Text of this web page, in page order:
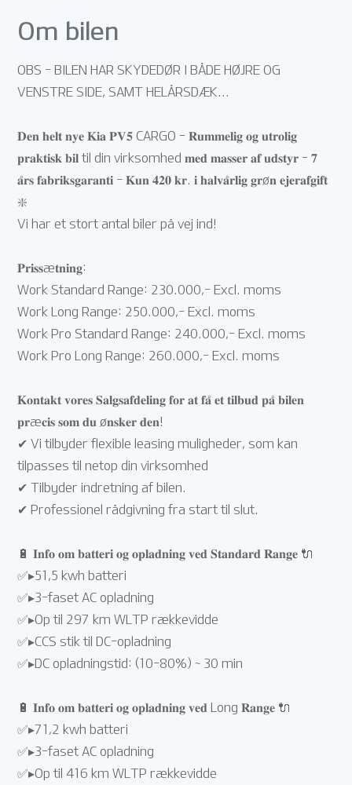
Om bilen
OBS - BILEN HAR SKYDEDØR I BÅDE HØJRE OG
VENSTRE SIDE, SAMT HELÅRSDÆK...
𝐃𝐞𝐧 𝐡𝐞𝐥𝐭 𝐧𝐲𝐞 𝐊𝐢𝐚 𝐏𝐕𝟓 CARGO – 𝐑𝐮𝐦𝐦𝐞𝐥𝐢𝐠 𝐨𝐠 𝐮𝐭𝐫𝐨𝐥𝐢𝐠
𝐩𝐫𝐚𝐤𝐭𝐢𝐬𝐤 𝐛𝐢𝐥 til din virksomhed 𝐦𝐞𝐝 𝐦𝐚𝐬𝐬𝐞𝐫 𝐚𝐟 𝐮𝐝𝐬𝐭𝐲𝐫 – 𝟕
𝐚̊𝐫𝐬 𝐟𝐚𝐛𝐫𝐢𝐤𝐬𝐠𝐚𝐫𝐚𝐧𝐭𝐢 - 𝐊𝐮𝐧 𝟒𝟐𝟎 𝐤𝐫. 𝐢 𝐡𝐚𝐥𝐯𝐚̊𝐫𝐥𝐢𝐠 𝐠𝐫ø𝐧 𝐞𝐣𝐞𝐫𝐚𝐟𝐠𝐢𝐟𝐭
❇️
Vi har et stort antal biler på vej ind!
𝐏𝐫𝐢𝐬𝐬æ𝐭𝐧𝐢𝐧𝐠:
Work Standard Range: 230.000,- Excl. moms
Work Long Range: 250.000,- Excl. moms
Work Pro Standard Range: 240.000,- Excl. moms
Work Pro Long Range: 260.000,- Excl. moms
𝐊𝐨𝐧𝐭𝐚𝐤𝐭 𝐯𝐨𝐫𝐞𝐬 𝐒𝐚𝐥𝐠𝐬𝐚𝐟𝐝𝐞𝐥𝐢𝐧𝐠 𝐟𝐨𝐫 𝐚𝐭 𝐟𝐚̊ 𝐞𝐭 𝐭𝐢𝐥𝐛𝐮𝐝 𝐩𝐚̊ 𝐛𝐢𝐥𝐞𝐧
𝐩𝐫æ𝐜𝐢𝐬 𝐬𝐨𝐦 𝐝𝐮 ø𝐧𝐬𝐤𝐞𝐫 𝐝𝐞𝐧!
✔ Vi tilbyder flexible leasing muligheder, som kan
tilpasses til netop din virksomhed
✔ Tilbyder indretning af bilen.
✔ Professionel rådgivning fra start til slut.
🔋 𝐈𝐧𝐟𝐨 𝐨𝐦 𝐛𝐚𝐭𝐭𝐞𝐫𝐢 𝐨𝐠 𝐨𝐩𝐥𝐚𝐝𝐧𝐢𝐧𝐠 𝐯𝐞𝐝 𝐒𝐭𝐚𝐧𝐝𝐚𝐫𝐝 𝐑𝐚𝐧𝐠𝐞 🔌
✅▸51,5 kwh batteri
✅▸3-faset AC opladning
✅▸Op til 297 km WLTP rækkevidde
✅▸CCS stik til DC-opladning
✅▸DC opladningstid: (10-80%) ~ 30 min
🔋 𝐈𝐧𝐟𝐨 𝐨𝐦 𝐛𝐚𝐭𝐭𝐞𝐫𝐢 𝐨𝐠 𝐨𝐩𝐥𝐚𝐝𝐧𝐢𝐧𝐠 𝐯𝐞𝐝 Long 𝐑𝐚𝐧𝐠𝐞 🔌
✅▸71,2 kwh batteri
✅▸3-faset AC opladning
✅▸Op til 416 km WLTP rækkevidde